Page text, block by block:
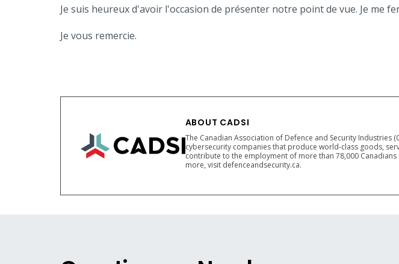
Je suis heureux d'avoir l'occasion de présenter notre point de vue. Je me
Je vous remercie.
ABOUT CADSI
The Canadian Association of Defence and Security Industries
cybersecurity companies that produce world-class goods,
contribute to the employment of more than 78,000
more, visit defenceandsecurity.ca.